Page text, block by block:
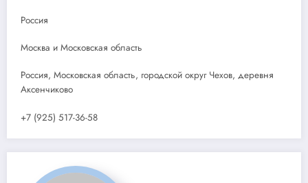
Россия
Москва и Московская область
Россия, Московская область, городской округ Чехов, деревня
Аксенчиково
+7 (925) 517-36-58